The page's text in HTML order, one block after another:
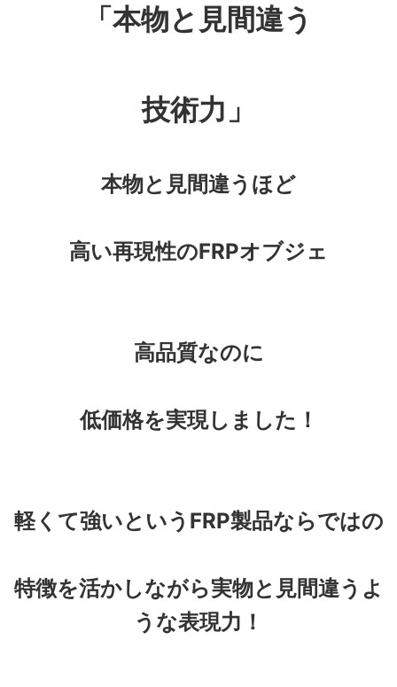
「本物と見間違う
技術力」
本物と見間違うほど
高い再現性のFRPオブジェ
高品質なのに
低価格を実現しました！
軽くて強いというFRP製品ならではの
特徴を活かしながら実物と見間違うよ
うな表現力！